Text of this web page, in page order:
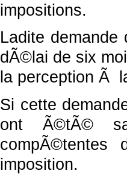
impositions.
Ladite demande
dÃ©lai de six
la perception Ã
Si cette
ont Ã©tÃ©
imposition.